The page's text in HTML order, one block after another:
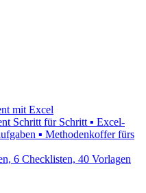
mit Excel
Schritt für Schritt ▪ Excel-
▪ Methodenkoffer fürs
6 Checklisten, 40 Vorlagen